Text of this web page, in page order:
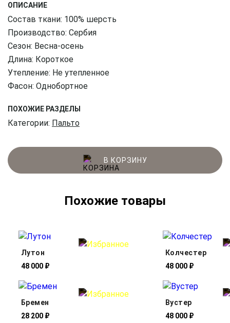
ОПИСАНИЕ
Состав ткани: 100% шерсть
Производство: Сербия
Сезон: Весна-осень
Длина: Короткое
Утепление: Не утепленное
Фасон: Однобортное
ПОХОЖИЕ РАЗДЕЛЫ
Категории: Пальто
В КОРЗИНУ
Похожие товары
Лутон
48 000 ₽
Колчестер
48 000 ₽
Бремен
28 200 ₽
Вустер
48 000 ₽